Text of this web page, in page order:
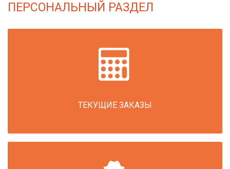
ПЕРСОНАЛЬНЫЙ РАЗДЕЛ
ТЕКУЩИЕ ЗАКАЗЫ